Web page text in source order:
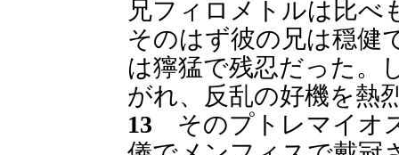
兄フィロメトルは比べ
そのはず彼の兄は穏健
は獰猛で残忍だった。
がれ、反乱の好機を熱
13 そのプトレマイオ